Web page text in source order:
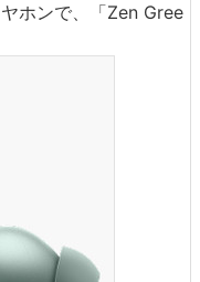
ホンで、「Zen Gree